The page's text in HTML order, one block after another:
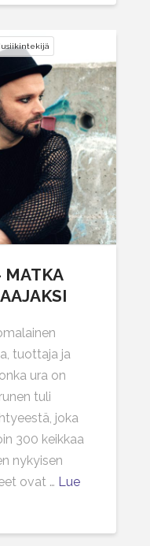
MATKA
tuottaja ja
ura on
tuli
joka
300 keikkaa
nykyisen
ovat … Lue